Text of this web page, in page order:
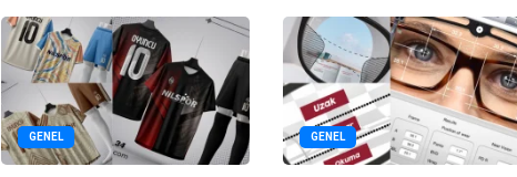
GENEL GENEL